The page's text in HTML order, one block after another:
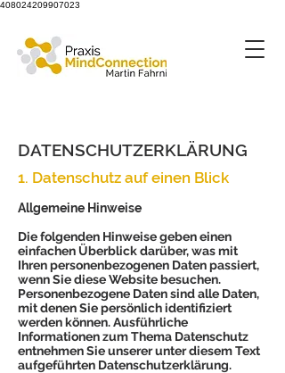
408024209907023
DATENSCHUTZERKLÄRUNG
1. Datenschutz auf einen Blick
Allgemeine Hinweise
Die folgenden Hinweise geben einen
einfachen Überblick darüber, was mit
Ihren personenbezogenen Daten passiert,
wenn Sie diese Website besuchen.
Personenbezogene Daten sind alle Daten,
mit denen Sie persönlich identifiziert
werden können. Ausführliche
Informationen zum Thema Datenschutz
entnehmen Sie unserer unter diesem Text
aufgeführten Datenschutzerklärung.